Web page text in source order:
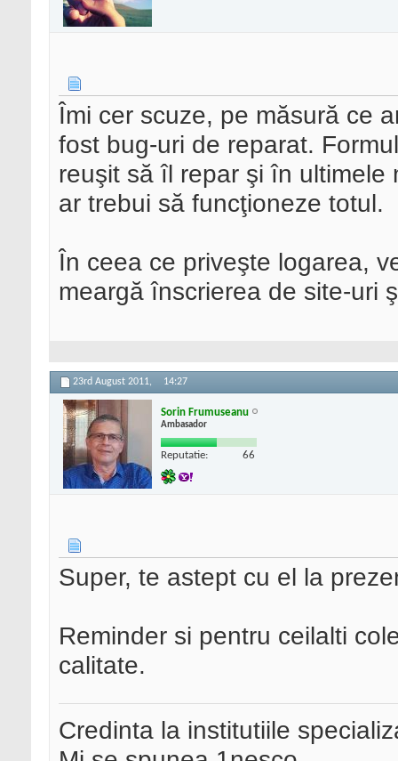
Îmi cer scuze, pe măsură ce
fost bug-uri de reparat.
reuşit să îl repar şi în ultimele
ar trebui să funcţioneze totul.
În ceea ce priveşte logarea,
meargă înscrierea de site-uri
23rd August 2011, 14:27
Sorin Frumuseanu
Ambasador
Reputatie: 66
Super, te astept cu el la
Reminder si pentru ceilalti
calitate.
Credinta la institutiile